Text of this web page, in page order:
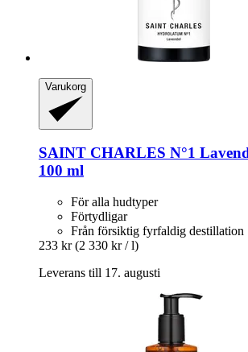
Varukorg
SAINT CHARLES N°1
100 ml
För alla hudtyper
Förtydligar
Från försiktig fyrfaldig destillation
233 kr (2 330 kr / l)
Leverans till 17. augusti